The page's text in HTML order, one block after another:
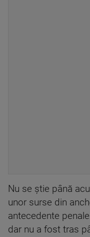
Nu se știe până
unor surse din
antecedente
dar nu a fost tras